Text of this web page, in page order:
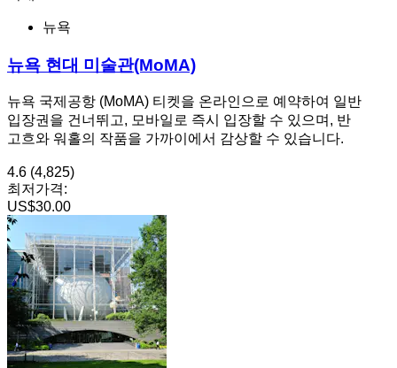
뉴욕
뉴욕 현대 미술관(MoMA)
뉴욕 국제공항 (MoMA) 티켓을 온라인으로 예약하여 일반
입장권을 건너뛰고, 모바일로 즉시 입장할 수 있으며, 반
고흐와 워홀의 작품을 가까이에서 감상할 수 있습니다.
4.6 (4,825)
최저가격:
US$30.00